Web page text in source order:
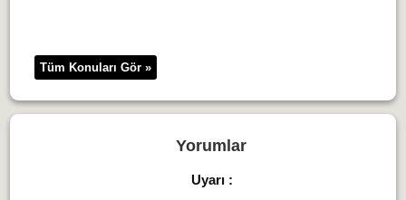
Tüm Konuları Gör »
Yorumlar
Uyarı :